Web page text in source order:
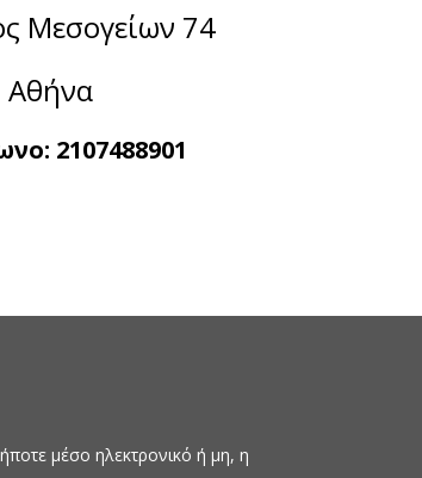
Μεσογείων 74
Αθήνα
2107488901
μέσο ηλεκτρονικό ή μη, η